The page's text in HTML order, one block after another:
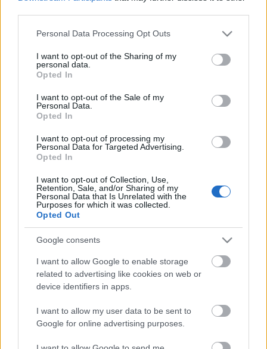
Please note that this website/app uses one or more Google
not limited to your visit or usage behaviour. You may click to
grant or deny consent to Google and its third-party tags to
use your data for below specified purposes in below Google
consent section.
Personal Data Processing Opt Outs
I want to opt-out of the Sharing of my
personal data.
Opted In
I want to opt-out of the Sale of my
Personal Data.
Opted In
I want to opt-out of processing my
Personal Data for Targeted Advertising.
Opted In
I want to opt-out of Collection, Use,
Retention, Sale, and/or Sharing of my
Personal Data that Is Unrelated with the
Purposes for which it was collected.
Opted Out
Google consents
I want to allow Google to enable storage
related to advertising like cookies on web or
device identifiers in apps.
I want to allow my user data to be sent to
Google for online advertising purposes.
Πινγκ - πονγκ
Άρση Βαρών
Σταύρος Σουντουλίδης
Δημήτρης Τομαράς
Γιώργος Τσακίρης
Μιχάλης Τσαμπάς
Ολυμπιακός
ΠΑΟΚ
Παναθηναϊκός
Άρης
ΟΦΗ
Βόλος
Ατρόμητος Αθηνών
Κηφισιά
Αστέρας Τρίπολης
Παναιτωλικός
Gazzetta For Her
Θέμα Ισότητας
#GiatonAlki
Η μητρότητα στον πάγκο
GAZZETTA SPECIALS
Unique
Wyscout Analysis
InStat Analysis
Μεγάλη μου Αγάπη
Μια Ιστορία από την Πόλη
ΖΩΝΤΑΝΑ
Άλμ
% Ελ. Βολών
Το σύνολο του περιεχομένου και των υπηρεσιών του gazzetta.gr
διατίθεται στους επισκέπτες αυστηρά για προσωπική χρήση.
Απαγορεύεται η χρήση ή επανεκπομπή του, σε οποιοδήποτε μέσο,